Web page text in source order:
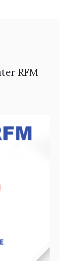
RFM